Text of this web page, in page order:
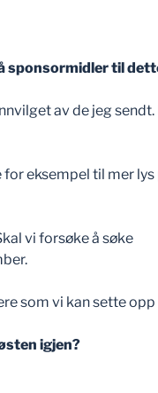
sponsormidler til
av de jeg sendt.
eksempel til mer lys
vi forsøke å søke
som vi kan sette opp
igjen?